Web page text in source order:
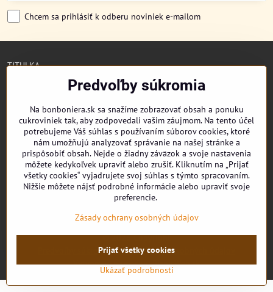
Chcem sa prihlásiť k odberu noviniek e-mailom
TITULKA
DORUČENIE OBJEDNÁVKY
REKLAMAČNÉ PODMIENKY
OBCHODNÉ PODMIENKY
KONTAKT
Facebook
©2026Copyright
Predvoľby súkromiaZásady ochrany osobných údajov
Vytvorené pomocou:BiznisWeb.sk
Predvoľby súkromia
Na bonboniera.sk sa snažíme zobrazovať obsah a ponuku
cukroviniek tak, aby zodpovedali vašim záujmom. Na tento účel
potrebujeme Váš súhlas s používaním súborov cookies, ktoré
nám umožňujú analyzovať správanie na našej stránke a
prispôsobiť obsah. Nejde o žiadny záväzok a svoje nastavenia
môžete kedykoľvek upraviť alebo zrušiť. Kliknutím na „Prijať
všetky cookies“ vyjadrujete svoj súhlas s týmto spracovaním.
Nižšie môžete nájsť podrobné informácie alebo upraviť svoje
preferencie.
Zásady ochrany osobných údajov
Ukázať podrobnosti
Prijať všetky cookies